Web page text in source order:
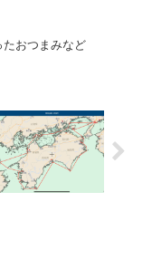
おつまみなど